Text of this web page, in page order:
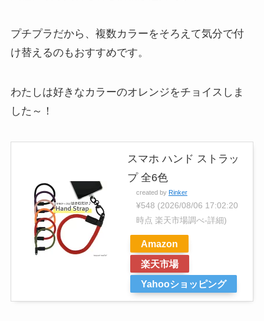
プチプラだから、複数カラーをそろえて気分で付
け替えるのもおすすめです。
わたしは好きなカラーのオレンジをチョイスしま
した～！
スマホ ハンド ストラッ
プ 全6色
created by Rinker
¥548 (2026/08/06 17:02:20
時点 楽天市場調べ-詳細)
Amazon
楽天市場
Yahooショッピング